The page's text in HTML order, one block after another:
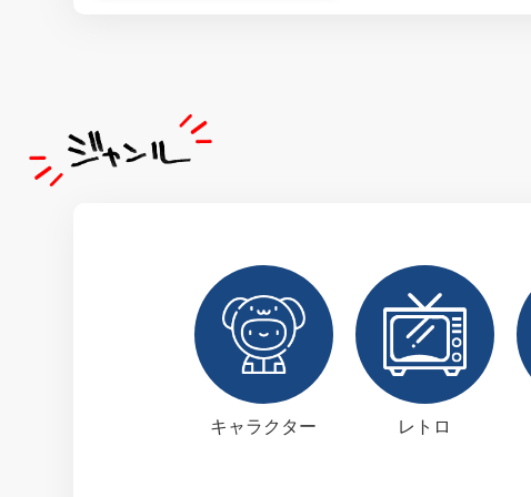
キャラクター レトロ